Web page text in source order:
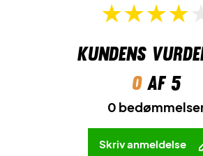
Til sidst, så kommer batttet med det
Leveres uden cover!
Kundens
0af 5
0
Skriv anmeldelse